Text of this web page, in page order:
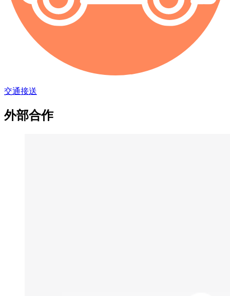
交通接送
外部合作